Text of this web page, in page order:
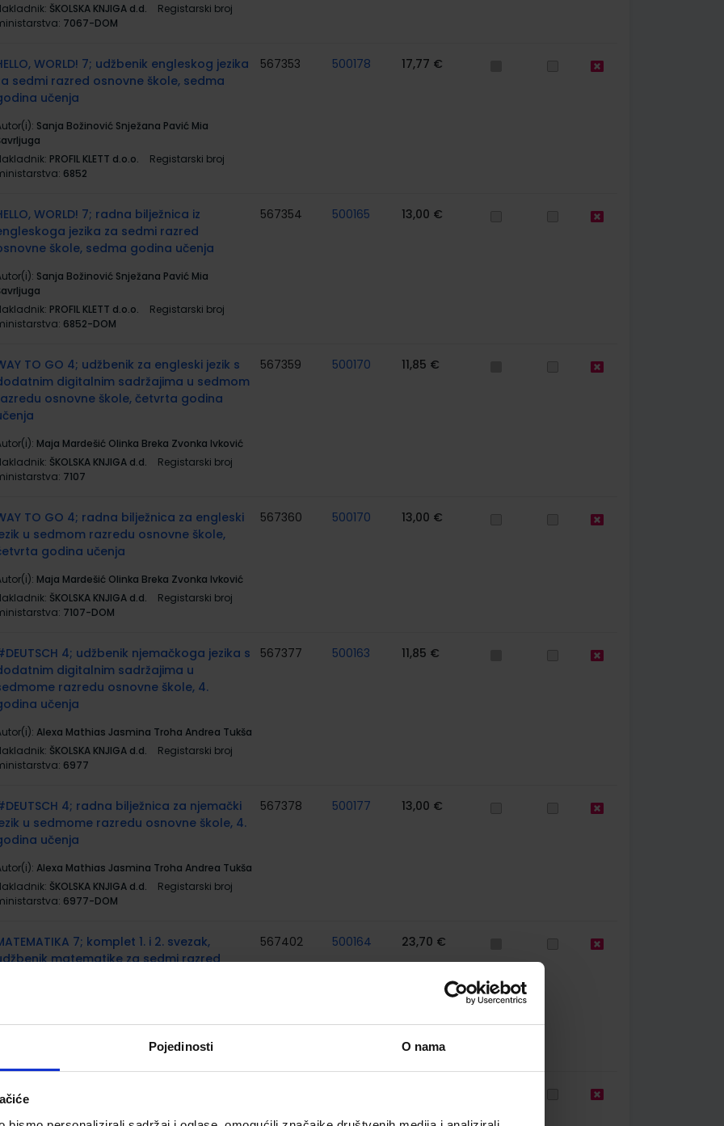
Pojedinosti O nama
ŠKOLSKA KNJIGA d.d.
Registarski broj
7067-DOM
WORLD! 7; udžbenik engleskog jezika
sedmi razred osnovne škole, sedma
učenja
Sanja Božinović Snježana Pavić Mia
PROFIL KLETT d.o.o.
Registarski broj
6852
567353 500178 17,77 €
WORLD! 7; radna bilježnica iz
jezika za sedmi razred
škole, sedma godina učenja
Sanja Božinović Snježana Pavić Mia
PROFIL KLETT d.o.o.
Registarski broj
6852-DOM
567354 500165 13,00 €
TO GO 4; udžbenik za engleski jezik s
digitalnim sadržajima u sedmom
osnovne škole, četvrta godina
Maja Mardešić Olinka Breka Zvonka Ivković
ŠKOLSKA KNJIGA d.d.
Registarski broj
7107
567359 500170 11,85 €
TO GO 4; radna bilježnica za engleski
u sedmom razredu osnovne škole,
godina učenja
Maja Mardešić Olinka Breka Zvonka Ivković
ŠKOLSKA KNJIGA d.d.
Registarski broj
7107-DOM
567360 500170 13,00 €
4; udžbenik njemačkoga jezika s
digitalnim sadržajima u
razredu osnovne škole, 4.
učenja
Alexa Mathias Jasmina Troha Andrea Tukša
ŠKOLSKA KNJIGA d.d.
Registarski broj
6977
567377 500163 11,85 €
4; radna bilježnica za njemački
u sedmome razredu osnovne škole, 4.
učenja
Alexa Mathias Jasmina Troha Andrea Tukša
ŠKOLSKA KNJIGA d.d.
Registarski broj
6977-DOM
567378 500177 13,00 €
7; komplet 1. i 2. svezak,
matematike za sedmi razred
567402 500164 23,70 €
7; udžbenik za 7. razred